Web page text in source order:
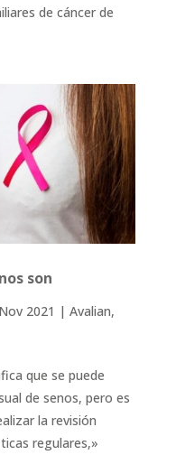
de cáncer de
son
2021 | Avalian,
que se puede
de senos, pero es
la revisión
regulares,»